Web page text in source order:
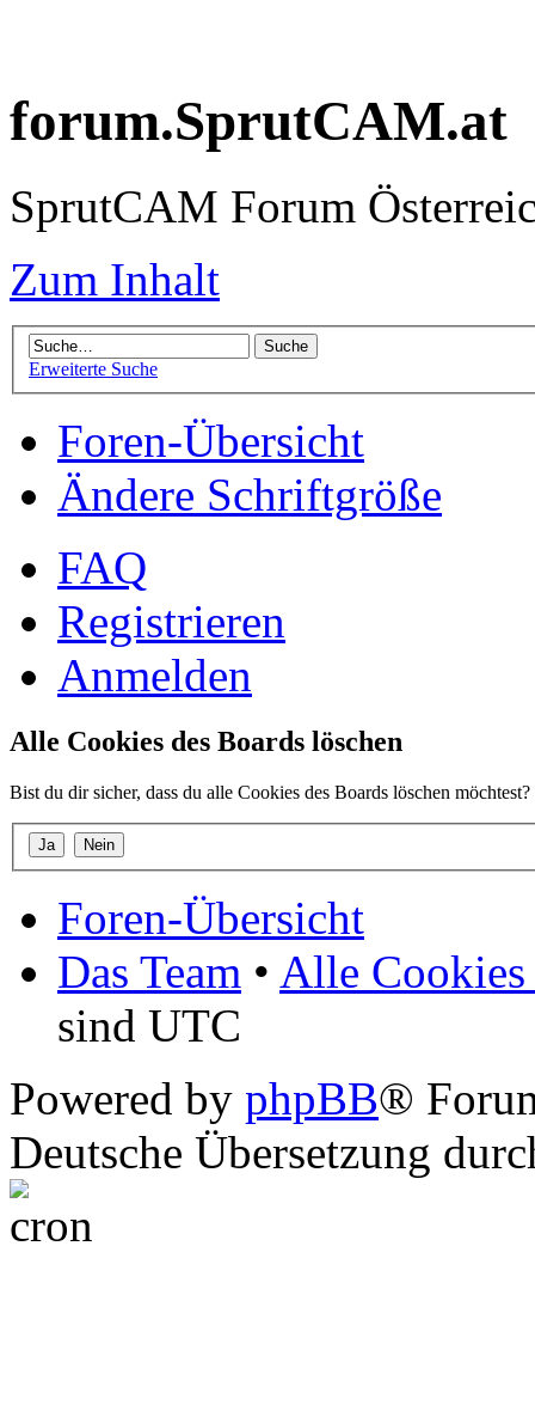
forum.SprutCAM.at
SprutCAM Forum
Zum Inhalt
Erweiterte Suche
Foren-Übersicht
Ändere Schriftgröße
FAQ
Registrieren
Anmelden
Alle Cookies des Boards löschen
Bist du dir sicher, dass du alle Cookies des Boards löschen möchtest?
Foren-Übersicht
Das Team • Alle Cookies
sind UTC
Powered by phpBB®
Deutsche Übersetzung